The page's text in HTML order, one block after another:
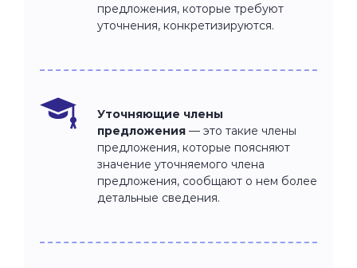
предложения, которые требуют
уточнения, конкретизируются.
Уточняющие члены
предложения — это такие члены
предложения, которые поясняют
значение уточняемого члена
предложения, сообщают о нем более
детальные сведения.